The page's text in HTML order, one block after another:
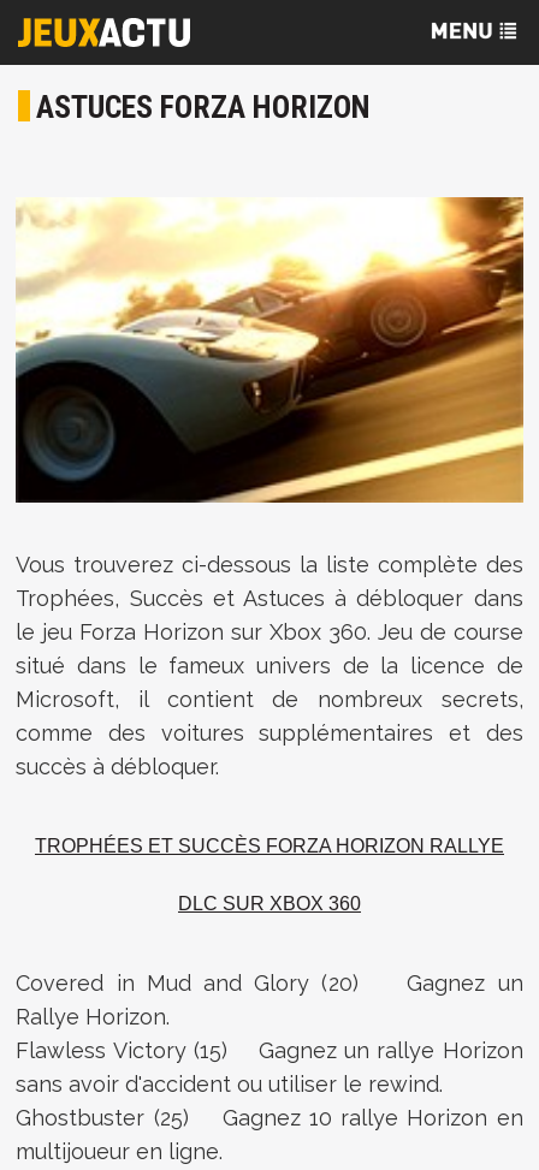
ASTUCES FORZA HORIZON
Vous trouverez ci-dessous la liste complète des
Trophées, Succès et Astuces à débloquer dans
le jeu Forza Horizon sur Xbox 360. Jeu de course
situé dans le fameux univers de la licence de
Microsoft, il contient de nombreux secrets,
comme des voitures supplémentaires et des
succès à débloquer.
TROPHÉES ET SUCCÈS FORZA HORIZON RALLYE
DLC SUR XBOX 360
Covered in Mud and Glory (20) Gagnez un
Rallye Horizon.
Flawless Victory (15) Gagnez un rallye Horizon
sans avoir d'accident ou utiliser le rewind.
Ghostbuster (25) Gagnez 10 rallye Horizon en
multijoueur en ligne.